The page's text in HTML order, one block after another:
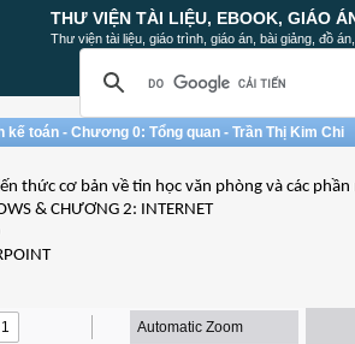
THƯ VIỆN TÀI LIỆU, EBOOK, GIÁO
Thư viện tài liệu, giáo trình, giáo án, bài giảng, đồ
kế toán - Chương 0: Tổng quan - Trần Thị Kim Chi
thức cơ bản về tin học văn phòng và các
& CHƯƠNG 2: INTERNET